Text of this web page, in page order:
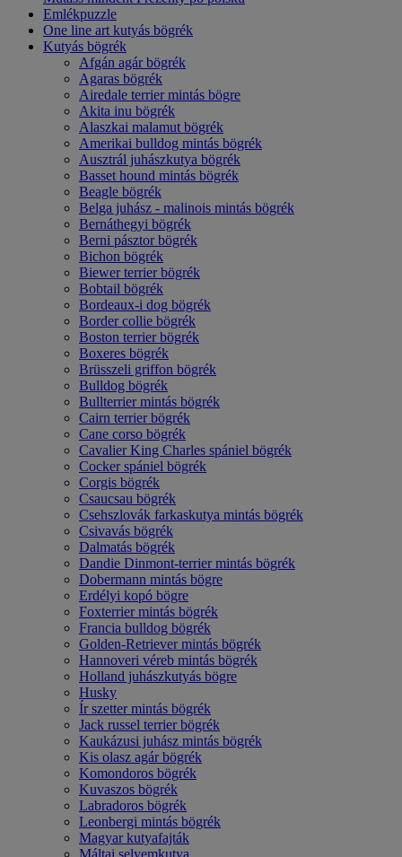
Emlékpuzzle
One line art kutyás bögrék
Kutyás bögrék
Afgán agár bögrék
Agaras bögrék
Airedale terrier mintás bögre
Akita inu bögrék
Alaszkai malamut bögrék
Amerikai bulldog mintás bögrék
Ausztrál juhászkutya bögrék
Basset hound mintás bögrék
Beagle bögrék
Belga juhász - malinois mintás bögrék
Bernáthegyi bögrék
Berni pásztor bögrék
Bichon bögrék
Biewer terrier bögrék
Bobtail bögrék
Bordeaux-i dog bögrék
Border collie bögrék
Boston terrier bögrék
Boxeres bögrék
Brüsszeli griffon bögrék
Bulldog bögrék
Bullterrier mintás bögrék
Cairn terrier bögrék
Cane corso bögrék
Cavalier King Charles spániel bögrék
Cocker spániel bögrék
Corgis bögrék
Csaucsau bögrék
Csehszlovák farkaskutya mintás bögrék
Csivavás bögrék
Dalmatás bögrék
Dandie Dinmont-terrier mintás bögrék
Dobermann mintás bögre
Erdélyi kopó bögre
Foxterrier mintás bögrék
Francia bulldog bögrék
Golden-Retriever mintás bögrék
Hannoveri véreb mintás bögrék
Holland juhászkutyás bögre
Husky
Ír szetter mintás bögrék
Jack russel terrier bögrék
Kaukázusi juhász mintás bögrék
Kis olasz agár bögrék
Komondoros bögrék
Kuvaszos bögrék
Labradoros bögrék
Leonbergi mintás bögrék
Magyar kutyafajták
Máltai selyemkutya